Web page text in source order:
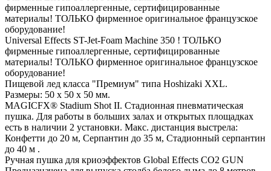
фирменные гипоаллергенные, сертифицированные
материалы! ТОЛЬКО фирменное оригинальное французское
оборудование!
Universal Effects ST-Jet-Foam Machine 350 ! ТОЛЬКО
фирменные гипоаллергенные, сертифицированные
материалы! ТОЛЬКО фирменное оригинальное французское
оборудование!
Пищевой лед класса "Премиум" типа Hoshizaki XXL.
Размеры: 50 х 50 х 50 мм.
MAGICFX® Stadium Shot II. Стадионная пневматическая
пушка. Для работы в больших залах и открытых площадках
есть в наличии 2 установки. Макс. дистанция выстрела:
Конфетти до 20 м, Серпантин до 35 м, Стадионный серпантин
до 40 м .
Ручная пушка для криоэффектов Global Effects CO2 GUN